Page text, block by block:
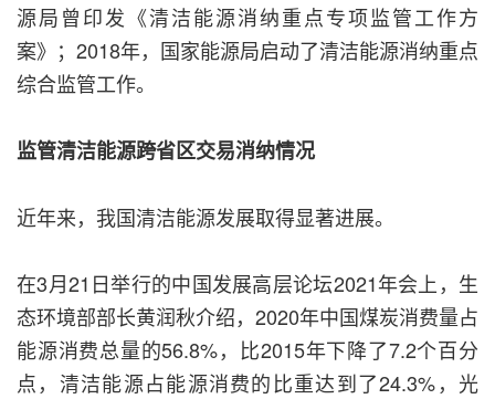
源局曾印发《清洁能源消纳重点专项监管工作方
案》；2018年，国家能源局启动了清洁能源消纳重点
综合监管工作。
监管清洁能源跨省区交易消纳情况
近年来，我国清洁能源发展取得显著进展。
在3月21日举行的中国发展高层论坛2021年会上，生
态环境部部长黄润秋介绍，2020年中国煤炭消费量占
能源消费总量的56.8%，比2015年下降了7.2个百分
点，清洁能源占能源消费的比重达到了24.3%，光